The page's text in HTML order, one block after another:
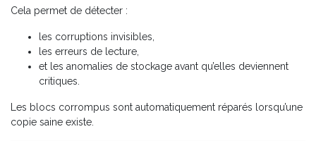
Cela permet de détecter :
les corruptions invisibles,
les erreurs de lecture,
et les anomalies de stockage avant qu’elles deviennent
critiques.
Les blocs corrompus sont automatiquement réparés lorsqu’une
copie saine existe.